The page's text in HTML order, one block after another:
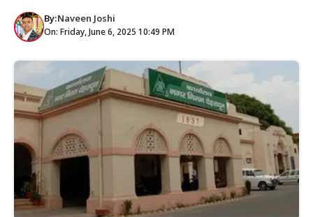
By:Naveen Joshi
On: Friday, June 6, 2025 10:49 PM